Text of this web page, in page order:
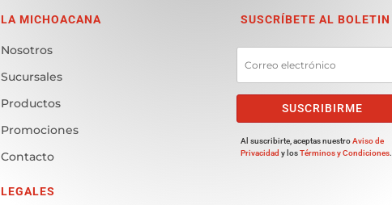
LA MICHOACANA
Nosotros
Sucursales
Productos
Promociones
Contacto
LEGALES
SUSCRÍBETE AL BOLETIN
SUSCRIBIRME
Al suscribirte, aceptas nuestroAviso de
Privacidad y losTérminos y Condiciones.